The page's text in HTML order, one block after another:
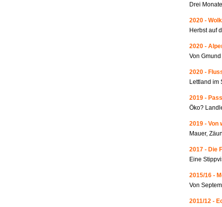
Drei
2020 -
Herbst auf
2020 -
Von
2020 -
Lettland im
2019 -
Öko?
2019 - Von
Mauer,
2017 - Die
Eine
2015/16 -
Von
2011/12 -